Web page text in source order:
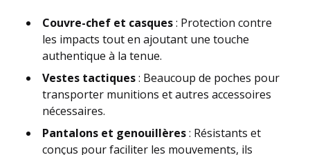
Couvre-chef et casques: Protection contre
les impacts tout en ajoutant une touche
authentique à la tenue.
Vestes tactiques: Beaucoup de poches pour
transporter munitions et autres accessoires
nécessaires.
Pantalons et genouillères: Résistants et
conçus pour faciliter les mouvements, ils